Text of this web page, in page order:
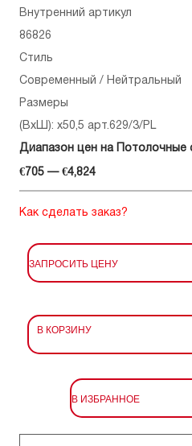
Внутренний артикул
86826
Стиль
Современный / Нейтральный
Размеры
(ВхШ): x50,5 арт.629/3/PL
Диапазон цен на Потолочные
€705 — €4,824
Как сделать заказ?
ЗАПРОСИТЬ ЦЕНУ
В КОРЗИНУ
В ИЗБРАННОЕ